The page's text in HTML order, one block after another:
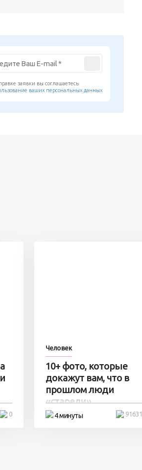
заявки вы соглашаетесь
ваших персональных данных
0
Человек
10+ фото, которые
докажут вам, что в
прошлом люди
«старели» ...
4 минуты 91631